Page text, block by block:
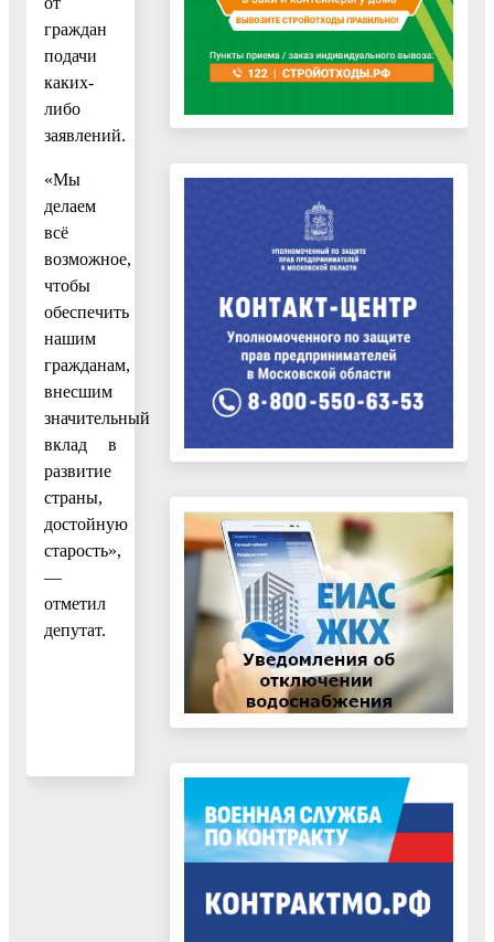
граждан
подачи
каких-
либо
заявлений.
«Мы
делаем
всё
возможное,
чтобы
обеспечить
нашим
гражданам,
внесшим
значительный
вклад в
развитие
страны,
достойную
старость»,
—
отметил
депутат.